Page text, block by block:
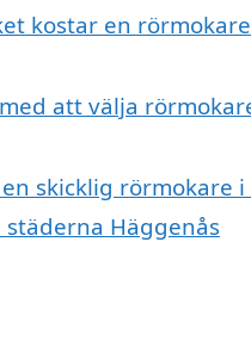
kostar en
att välja
skicklig rörmokare i
Häggenås